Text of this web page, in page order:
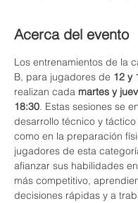
Acerca del evento
Los entrenamientos de la
B, para jugadores de 12 y
realizan cada martes y
18:30. Estas sesiones se
desarrollo técnico y
como en la preparación
jugadores de esta
afianzar sus habilidades
más competitivo,
decisiones rápidas y a